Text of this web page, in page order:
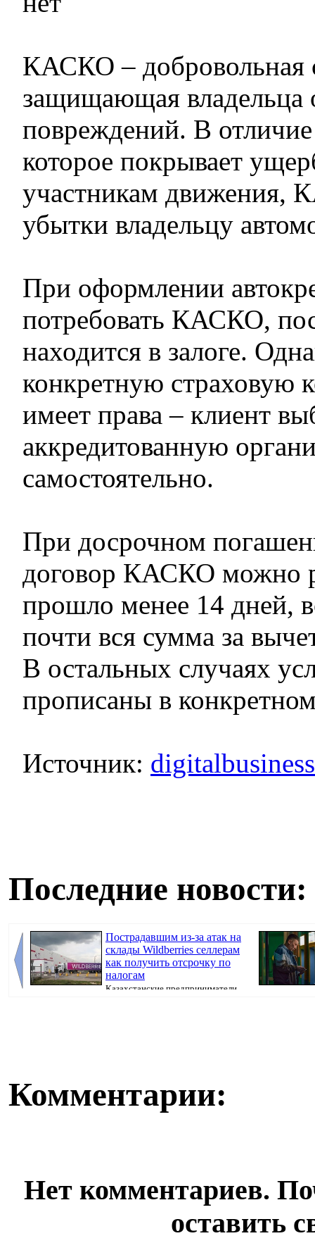
КАСКО – добровольная
защищающая владельца
повреждений. В
которое покрывает
участникам движения,
убытки владельцу
При оформлении
потребовать КАСКО,
находится в залоге.
конкретную страховую
имеет права – клиент
аккредитованную
самостоятельно.
При досрочном
договор КАСКО можно
прошло менее 14 дней,
почти вся сумма за
В остальных случаях
прописаны в
Источник:
Последние новости:
Пострадавшим из-за атак на
склады Wildberries селлерам
как получить отсрочку по
налогам
Казахстанские предприниматели,
Комментарии:
Нет комментариев.
оставить